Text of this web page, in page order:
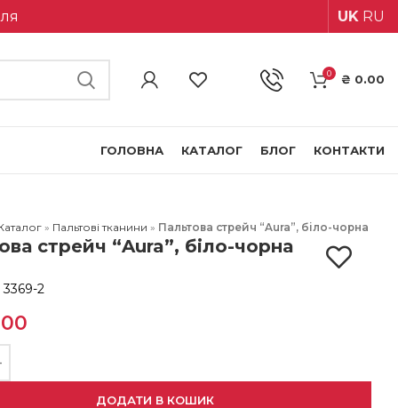
UK RU
0 ₴ 0.00
ГОЛОВНА КАТАЛОГ БЛОГ КОНТАКТИ
» Пальтові тканини » Пальтова стрейч “Aura”, біло-чорна
стрейч “Aura”, біло-чорна
3369-2
ДОДАТИ В КОШИК